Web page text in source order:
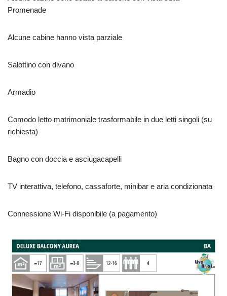
Promenade
Alcune cabine hanno vista parziale
Salottino con divano
Armadio
Comodo letto matrimoniale trasformabile in due letti singoli (su
richiesta)
Bagno con doccia e asciugacapelli
TV interattiva, telefono, cassaforte, minibar e aria condizionata
Connessione Wi-Fi disponibile (a pagamento)